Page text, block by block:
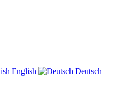
English
Deutsch